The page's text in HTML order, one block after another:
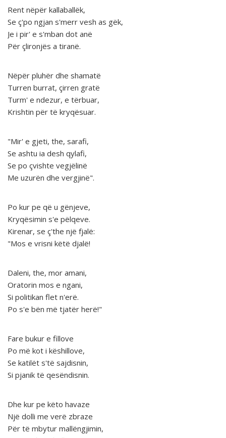
Rent nëpër kallaballëk,
Se ç'po ngjan s'merr vesh as gëk,
Je i pir' e s'mban dot anë
Për çlironjës a tiranë.
Nëpër pluhër dhe shamatë
Turren burrat, çirren gratë
Turm' e ndezur, e tërbuar,
Krishtin për të kryqësuar.
"Mir' e gjeti, the, sarafi,
Se ashtu ia desh qylafi,
Se po çvishte vegjëlinë
Me uzurën dhe vergjinë".
Po kur pe që u gënjeve,
Kryqësimin s'e pëlqeve.
Kirenar, se ç'the një fjalë:
"Mos e vrisni këtë djalë!
Daleni, the, mor amani,
Oratorin mos e ngani,
Si politikan flet n'erë.
Po s'e bën më tjatër herë!"
Fare bukur e fillove
Po më kot i këshillove,
Se katilët s'të sajdisnin,
Si pjanik të qesëndisnin.
Dhe kur pe këto havaze
Një dolli me verë zbraze
Për të mbytur mallëngjimin,